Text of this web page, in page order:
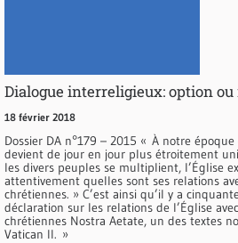
Dialogue interreligieux: option ou
18 février 2018
Dossier DA n°179 – 2015 « À notre
devient de jour en jour plus étroitement
les divers peuples se multiplient, l’Église
attentivement quelles sont ses relations
chrétiennes. » C’est ainsi qu’il y a
déclaration sur les relations de l’Église
chrétiennes Nostra Aetate, un des textes
Vatican II. »